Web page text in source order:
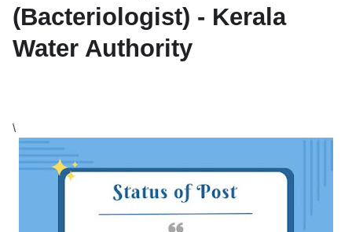
(Bacteriologist) - Kerala
Water Authority
\